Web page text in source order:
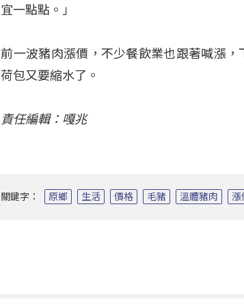
宜一點點。」
前一波豬肉漲價，不少餐飲業也跟著喊漲
荷包又要縮水了。
責任編輯：嘎兆
關鍵字： 原鄉 生活 價格 毛豬 溫體豬肉 漲